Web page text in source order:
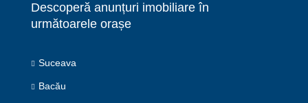
Descoperă anunțuri imobiliare în
următoarele orașe
Suceava
Bacău